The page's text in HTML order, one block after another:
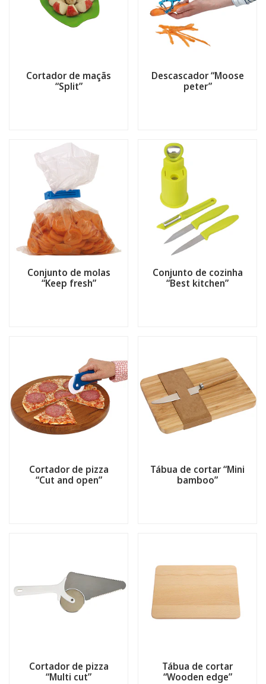
Cortador de maçãs
“Split”
Descascador “Moose
peter”
Conjunto de molas
“Keep fresh”
Conjunto de cozinha
“Best kitchen”
Cortador de pizza
“Cut and open”
Tábua de cortar “Mini
bamboo”
Cortador de pizza
“Multi cut”
Tábua de cortar
“Wooden edge”